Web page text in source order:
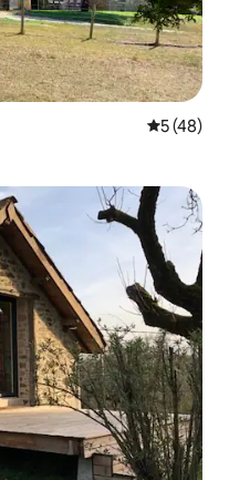
Vidutinis
5 (48)